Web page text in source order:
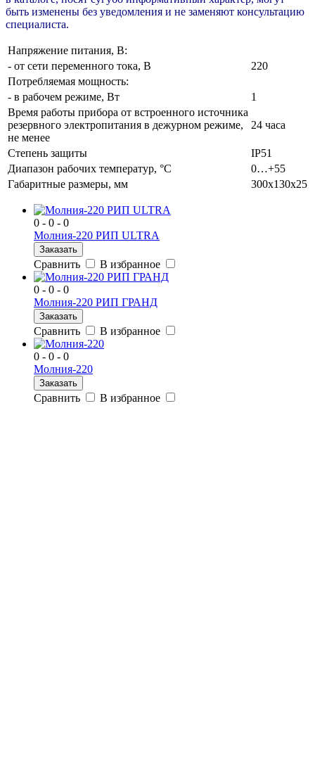
быть изменены без уведомления и не заменяют консультацию
специалиста.
Напряжение питания, B:
- от сети переменного тока, В
220
Потребляемая мощность:
- в рабочем режиме, Вт
1
Время работы прибора от встроенного источника
резервного электропитания в дежурном режиме,
не менее
24 часа
Степень защиты
IP51
Диапазон рабочих температур, °С
0…+55
Габаритные размеры, мм
300х130х25
0 - 0 - 0
Молния-220 РИП ULTRA
Заказать
Сравнить В избранное
0 - 0 - 0
Молния-220 РИП ГРАНД
Заказать
Сравнить В избранное
0 - 0 - 0
Молния-220
Заказать
Сравнить В избранное